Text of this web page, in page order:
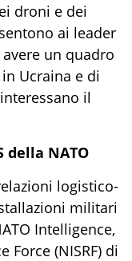
droni e dei
ai leader
un quadro
Ucraina e di
il
della NATO
logistico-
militari
Intelligence,
Force (NISRF) di